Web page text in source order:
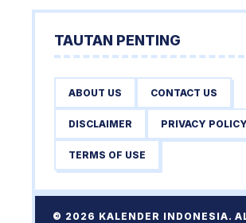
TAUTAN PENTING
ABOUT US CONTACT US
DISCLAIMER PRIVACY POLICY
TERMS OF USE
© 2026 KALENDER INDONESIA.